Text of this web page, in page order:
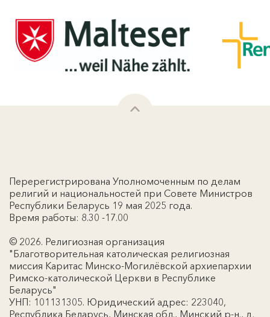
Перерегистрирована Уполномоченным по делам
религий и национальностей при Совете Министров
Республики Беларусь 19 мая 2025 года.
Время работы: 8.30 -17.00
© 2026. Религиозная организация
"Благотворительная католическая религиозная
миссия Каритас Минско-Могилёвской архиепархии
Римско-католической Церкви в Республике
Беларусь"
УНП: 101131305. Юридический адрес: 223040,
Республика Беларусь, Минская обл., Минский р-н., д.